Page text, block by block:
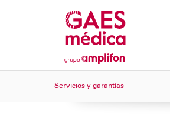
Servicios y garantías